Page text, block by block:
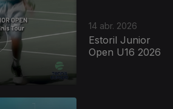
14 abr. 2026
Estoril Junior
Open U16 2026